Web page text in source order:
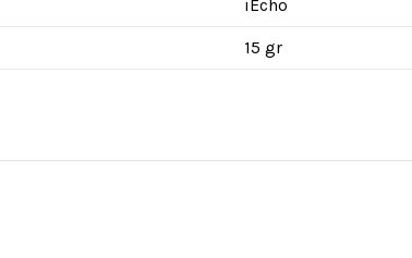
iEcho
15 gr